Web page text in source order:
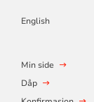
English
Min side
Dåp